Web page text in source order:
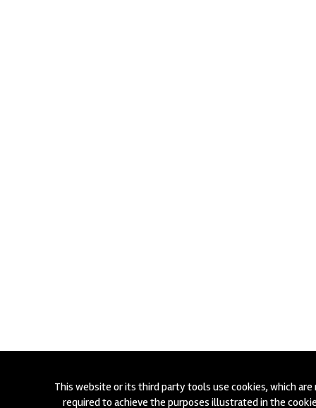
This website or its third party tools use cookies, which
required to achieve the purposes illustrated in the